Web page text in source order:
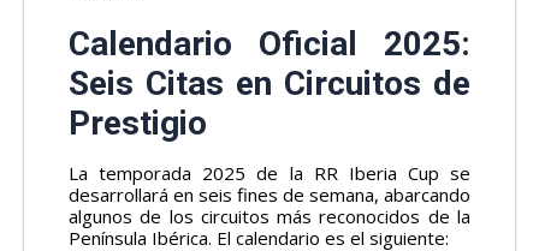
Calendario Oficial 2025:
Seis Citas en Circuitos de
Prestigio
La temporada 2025 de la RR Iberia Cup se
desarrollará en seis fines de semana, abarcando
algunos de los circuitos más reconocidos de la
Península Ibérica. El calendario es el siguiente: